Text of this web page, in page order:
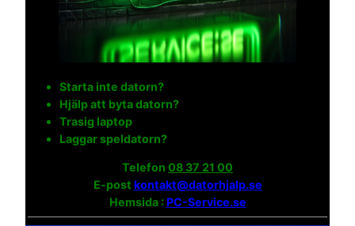
Starta inte datorn?
Hjälp att byta datorn?
Trasig laptop
Laggar speldatorn?
Telefon 08 37 21 00
E-post kontakt@datorhjalp.se
Hemsida :PC-Service.se